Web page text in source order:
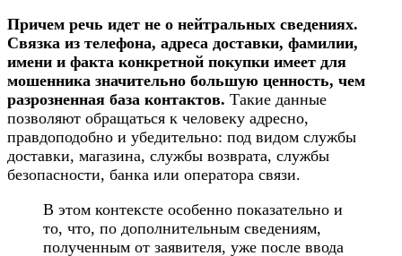
Причем речь идет не о нейтральных сведениях.
Связка из телефона, адреса доставки, фамилии,
имени и факта конкретной покупки имеет для
мошенника значительно большую ценность, чем
разрозненная база контактов. Такие данные
позволяют обращаться к человеку адресно,
правдоподобно и убедительно: под видом службы
доставки, магазина, службы возврата, службы
безопасности, банка или оператора связи.
В этом контексте особенно показательно и
то, что, по дополнительным сведениям,
полученным от заявителя, уже после ввода